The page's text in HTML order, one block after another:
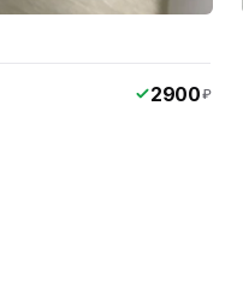
2900₽